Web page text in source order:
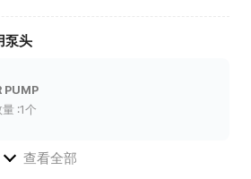
查看全部
泵头
PUMP
量 :1个